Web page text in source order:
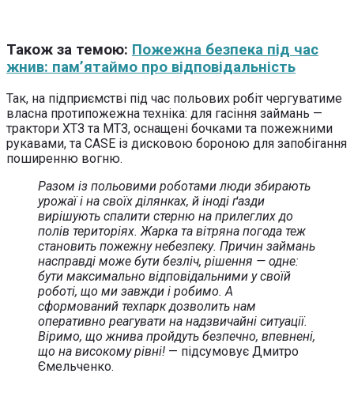
Також за темою: Пожежна безпека під час
жнив: пам’ятаймо про відповідальність
Так, на підприємстві під час польових робіт чергуватиме
власна протипожежна техніка: для гасіння займань —
трактори ХТЗ та МТЗ, оснащені бочками та пожежними
рукавами, та CASE із дисковою бороною для запобігання
поширенню вогню.
Разом із польовими роботами люди збирають
урожаї і на своїх ділянках, й іноді ґазди
вирішують спалити стерню на прилеглих до
полів територіях. Жарка та вітряна погода теж
становить пожежну небезпеку. Причин займань
насправді може бути безліч, рішення — одне:
бути максимально відповідальними у своїй
роботі, що ми завжди і робимо. А
сформований техпарк дозволить нам
оперативно реагувати на надзвичайні ситуації.
Віримо, що жнива пройдуть безпечно, впевнені,
що на високому рівні! — підсумовує Дмитро
Ємельченко.